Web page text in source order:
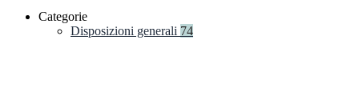
Categorie
Disposizioni generali 74